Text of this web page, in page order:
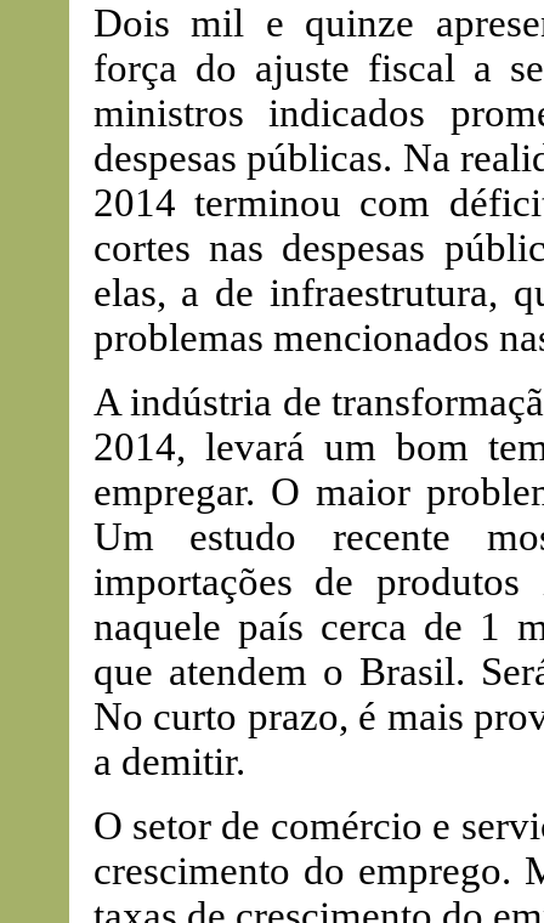
Dois mil e quinze
força do ajuste fiscal a
ministros indicados
despesas públicas. Na
2014 terminou com
cortes nas despesas
elas, a de infraestrutura,
problemas mencionados
A indústria de
2014, levará um bom
empregar. O maior
Um estudo recente
importações de
naquele país cerca de 1
que atendem o Brasil.
No curto prazo, é mais
a demitir.
O setor de comércio e
crescimento do emprego.